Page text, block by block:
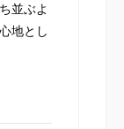
並ぶよ
地とし